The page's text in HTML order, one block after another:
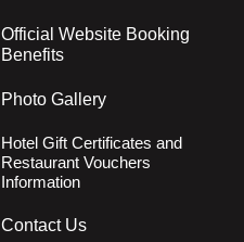
Official Website Booking
Benefits
Photo Gallery
Hotel Gift Certificates and
Restaurant Vouchers
Information
Contact Us